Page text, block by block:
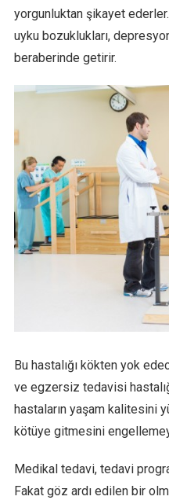
yorgunluktan şikayet
uyku bozuklukları,
beraberinde getirir.
Bu hastalığı kökten yok
ve egzersiz tedavisi
hastaların yaşam kalitesini
kötüye gitmesini
Medikal tedavi, tedavi
Fakat göz ardı edilen bir